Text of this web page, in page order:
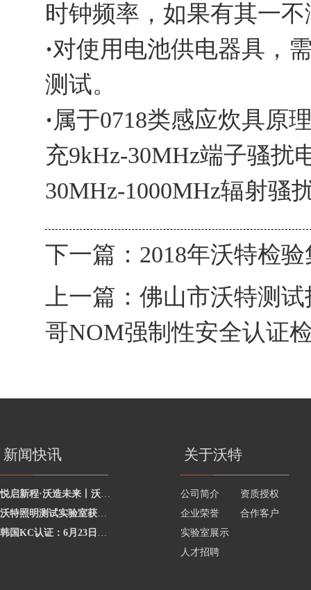
时钟频率，如果有其一
·对使用电池供电器具，
测试。
·属于0718类感应炊具原
充9kHz-30MHz端子骚扰
30MHz-1000MHz辐射骚
下一篇： 2018年沃特检
上一篇： 佛山市沃特测
哥NOM强制性安全认证
新闻快讯
悦启新程·沃造未来丨沃特学院2026年度讲师聘任暨2025年度优秀讲师颁奖活动圆
沃特照明测试实验室获澳洲灯具最新标准CNAS资质，助力企业合规出海澳洲市场
韩国KC认证：6月23日起将执行更严格的网络摄像头安全要求
关于沃特
公司简介
资质授权
企业荣誉
合作客户
实验室展示
人才招聘